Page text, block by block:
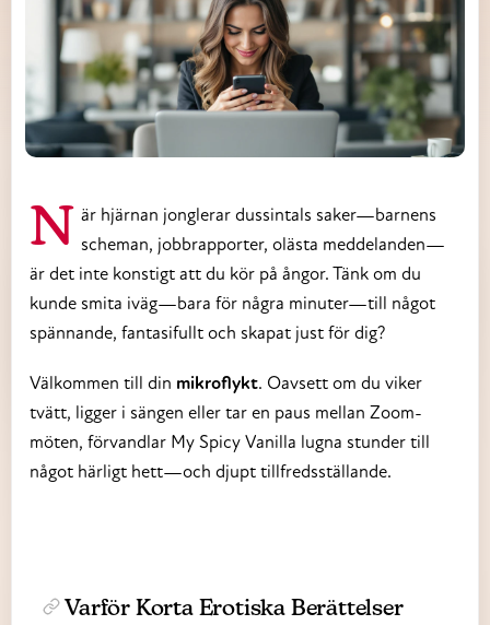
När hjärnan jonglerar dussintals saker—barnens scheman, jobbrapporter, olästa meddelanden—
är det inte konstigt att du kör på ångor. Tänk om du
kunde smita iväg—bara för några minuter—till något
spännande, fantasifullt och skapat just för dig?
Välkommen till din mikroflykt. Oavsett om du viker
tvätt, ligger i sängen eller tar en paus mellan Zoom-
möten, förvandlar My Spicy Vanilla lugna stunder till
något härligt hett—och djupt tillfredsställande.
Varför Korta Erotiska Berättelser